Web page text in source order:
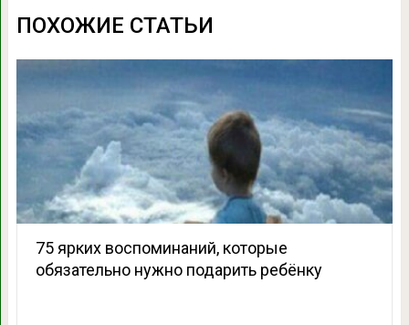
ПОХОЖИЕ СТАТЬИ
75 ярких воспоминаний, которые
обязательно нужно подарить ребёнку